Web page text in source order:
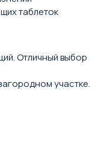
таблеток
Отличный выбор
участке.